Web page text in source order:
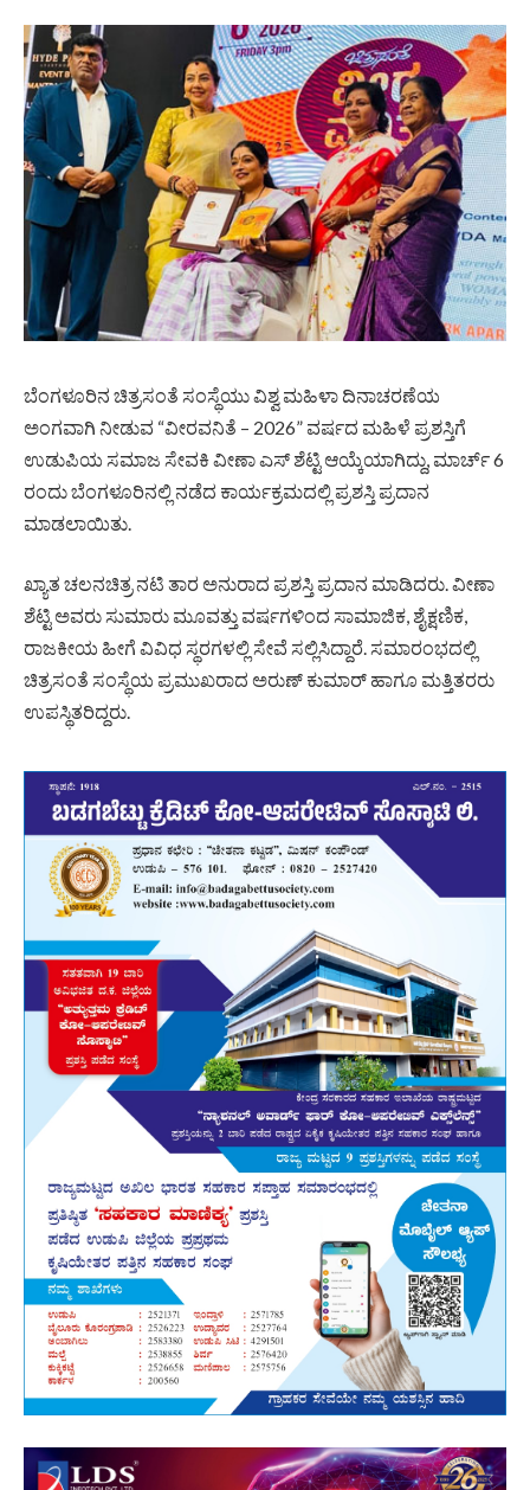
ಬೆಂಗಳೂರಿನ‌ ಚಿತ್ರಸಂತೆ ಸಂಸ್ಥೆಯು ವಿಶ್ವ ಮಹಿಳಾ ದಿನಾಚರಣೆಯ
ಅಂಗವಾಗಿ ನೀಡುವ “ವೀರವನಿತೆ – 2026” ವರ್ಷದ ಮಹಿಳೆ ಪ್ರಶಸ್ತಿಗೆ
ಉಡುಪಿಯ ಸಮಾಜ ಸೇವಕಿ ವೀಣಾ ಎಸ್ ಶೆಟ್ಟಿ ಆಯ್ಕೆಯಾಗಿದ್ದು, ಮಾರ್ಚ್ 6
ರಂದು ಬೆಂಗಳೂರಿನಲ್ಲಿ ನಡೆದ ಕಾರ್ಯಕ್ರಮದಲ್ಲಿ ಪ್ರಶಸ್ತಿ ಪ್ರದಾನ
ಮಾಡಲಾಯಿತು.
ಖ್ಯಾತ ಚಲನಚಿತ್ರ ನಟಿ ತಾರ ಅನುರಾದ ಪ್ರಶಸ್ತಿ ಪ್ರದಾನ ಮಾಡಿದರು. ವೀಣಾ
ಶೆಟ್ಟಿ ಅವರು ಸುಮಾರು ಮೂವತ್ತು ವರ್ಷಗಳಿಂದ ಸಾಮಾಜಿಕ, ಶೈಕ್ಷಣಿಕ,
ರಾಜಕೀಯ ಹೀಗೆ ವಿವಿಧ ಸ್ಥರಗಳಲ್ಲಿ ಸೇವೆ ಸಲ್ಲಿಸಿದ್ದಾರೆ. ಸಮಾರಂಭದಲ್ಲಿ
ಚಿತ್ರಸಂತೆ ಸಂಸ್ಥೆಯ ಪ್ರಮುಖರಾದ ಅರುಣ್ ಕುಮಾರ್ ಹಾಗೂ‌ ಮತ್ತಿತರರು‌
ಉಪಸ್ಥಿತರಿದ್ದರು.